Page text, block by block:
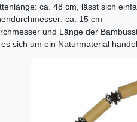
ca. 48 cm, lässt sich
ca. 15 cm
und Länge der
sich um ein Naturmaterial